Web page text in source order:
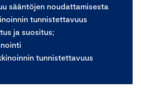
sääntöjen noudattamisesta
tunnistettavuus
ja suositus;
tunnistettavuus